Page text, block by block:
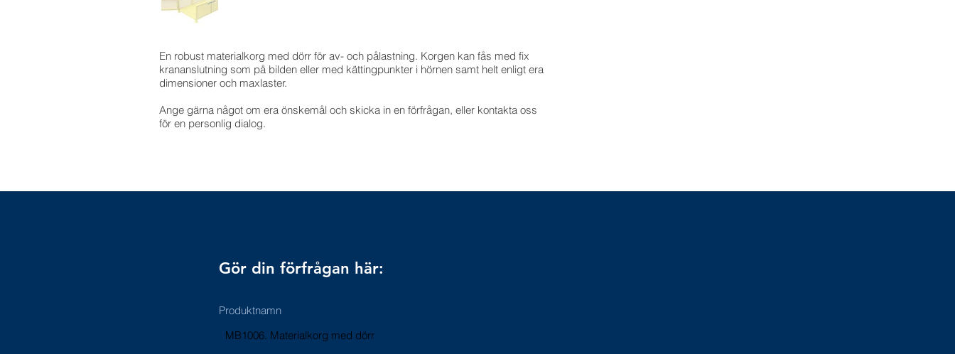
En robust materialkorg med dörr för av- och pålastning. Korgen kan fås med fix
krananslutning som på bilden eller med kättingpunkter i hörnen samt helt enligt era
dimensioner och maxlaster.
Ange gärna något om era önskemål och skicka in en förfrågan, eller kontakta oss
för en personlig dialog.
Gör din förfrågan här:
Produktnamn
MB1006. Materialkorg med dörr